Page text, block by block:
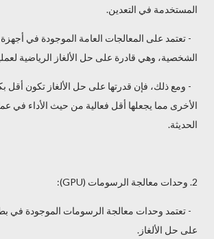
المستخدمة في التعدين.
- تعتمد على المعالجات العامة الموجودة في أجهزة
الشخصية، وهي قادرة على حل الألغاز الرياضية
- ومع ذلك، فإن قدرتها على حل الألغاز تكون أقل
الأخرى مما يجعلها أقل فعالية من حيث الأداء في
الحديثة.
2. وحدات معالجة الرسومات (GPU):
- تعتمد وحدات معالجة الرسومات الموجودة في
على حل الألغاز.